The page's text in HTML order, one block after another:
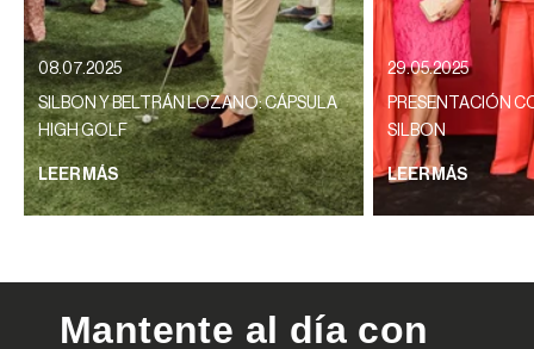
08.07.2025
SILBON Y BELTRÁN LOZANO: CÁPSULA
HIGH GOLF
LEER MÁS
29.05.2025
PRESENTACIÓN
SILBON
LEER MÁS